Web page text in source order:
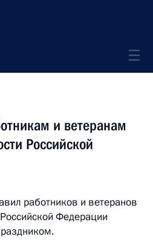
и ветеранам
Российской
работников и ветеранов
Федерации